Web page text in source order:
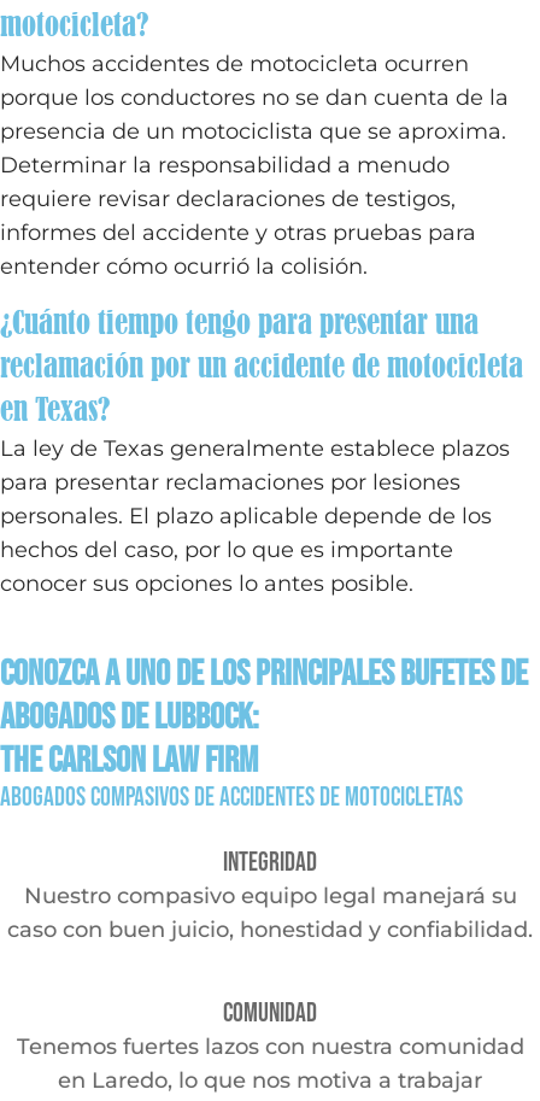
motocicleta?
Muchos accidentes de motocicleta ocurren
porque los conductores no se dan cuenta de la
presencia de un motociclista que se aproxima.
Determinar la responsabilidad a menudo
requiere revisar declaraciones de testigos,
informes del accidente y otras pruebas para
entender cómo ocurrió la colisión.
¿Cuánto tiempo tengo para presentar una
reclamación por un accidente de motocicleta
en Texas?
La ley de Texas generalmente establece plazos
para presentar reclamaciones por lesiones
personales. El plazo aplicable depende de los
hechos del caso, por lo que es importante
conocer sus opciones lo antes posible.
Conozca a uno de los principales bufetes de
abogados de Lubbock:
The Carlson Law Firm
Abogados compasivos de accidentes de motocicletas
Integridad
Nuestro compasivo equipo legal manejará su
caso con buen juicio, honestidad y confiabilidad.
Comunidad
Tenemos fuertes lazos con nuestra comunidad
en Laredo, lo que nos motiva a trabajar